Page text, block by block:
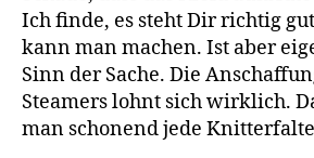
Ich finde, es steht Dir richtig
kann man machen. Ist aber
Sinn der Sache. Die
Steamers lohnt sich wirklich.
man schonend jede